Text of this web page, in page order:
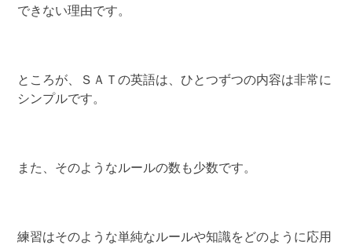
できない理由です。
ところが、ＳＡＴの英語は、ひとつずつの内容は非常に
シンプルです。
また、そのようなルールの数も少数です。
練習はそのような単純なルールや知識をどのように応用